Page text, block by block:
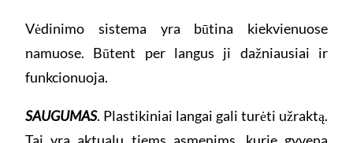
Vėdinimo sistema yra būtina kiekvienuose
namuose. Būtent per langus ji dažniausiai ir
funkcionuoja.
SAUGUMAS. Plastikiniai langai gali turėti užraktą.